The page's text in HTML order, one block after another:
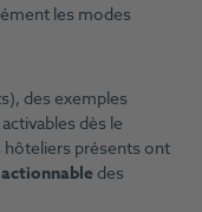
les modes
des exemples
dès le
hôteliers présents ont
des